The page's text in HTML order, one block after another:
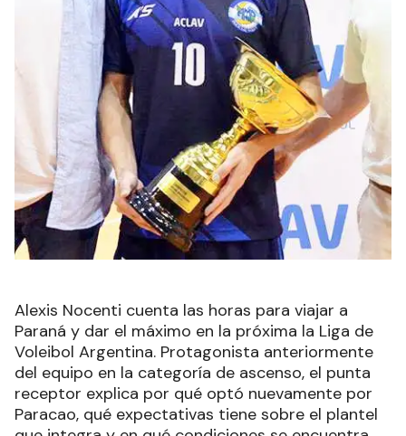
Alexis Nocenti cuenta las horas para viajar a
Paraná y dar el máximo en la próxima la Liga de
Voleibol Argentina. Protagonista anteriormente
del equipo en la categoría de ascenso, el punta
receptor explica por qué optó nuevamente por
Paracao, qué expectativas tiene sobre el plantel